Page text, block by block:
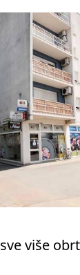
više